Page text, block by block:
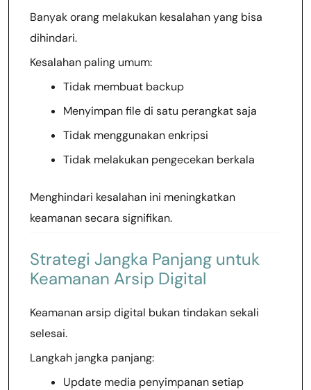
Banyak orang melakukan kesalahan yang bisa
dihindari.
Kesalahan paling umum:
Tidak membuat backup
Menyimpan file di satu perangkat saja
Tidak menggunakan enkripsi
Tidak melakukan pengecekan berkala
Menghindari kesalahan ini meningkatkan
keamanan secara signifikan.
Strategi Jangka Panjang untuk
Keamanan Arsip Digital
Keamanan arsip digital bukan tindakan sekali
selesai.
Langkah jangka panjang:
Update media penyimpanan setiap